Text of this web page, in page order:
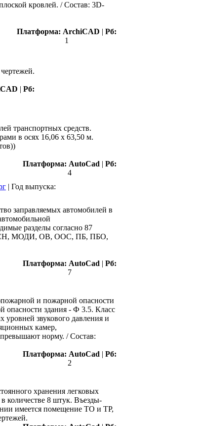
кровлей. / Состав: 3D-
Платформа: ArchiCAD | Рб:
1
| Рб:
транспортных средств.
в осях 16,06 х 63,50 м.
Платформа: AutoCad | Рб:
4
| Год выпуска:
заправляемых автомобилей в
разделы согласно 87
ГСН, МОДИ, ОВ, ООС, ПБ, ПБО,
Платформа: AutoCad | Рб:
7
и пожарной опасности
опасности здания - Ф 3.5. Класс
звукового давления и
камер,
норму. / Состав:
Платформа: AutoCad | Рб:
2
хранения легковых
количестве 8 штук. Въезды-
имеется помещение ТО и ТР,